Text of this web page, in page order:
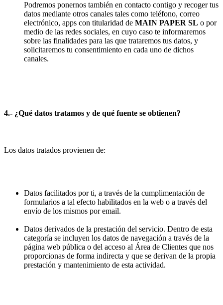
Podremos ponernos también en contacto contigo y recoger tus
datos mediante otros canales tales como teléfono, correo
electrónico, apps con titularidad de MAIN PAPER SL o por
medio de las redes sociales, en cuyo caso te informaremos
sobre las finalidades para las que trataremos tus datos, y
solicitaremos tu consentimiento en cada uno de dichos
canales.
4.- ¿Qué datos tratamos y de qué fuente se obtienen?
Los datos tratados provienen de:
Datos facilitados por ti, a través de la cumplimentación de
formularios a tal efecto habilitados en la web o a través del
envío de los mismos por email.
Datos derivados de la prestación del servicio. Dentro de esta
categoría se incluyen los datos de navegación a través de la
página web pública o del acceso al Área de Clientes que nos
proporcionas de forma indirecta y que se derivan de la propia
prestación y mantenimiento de esta actividad.